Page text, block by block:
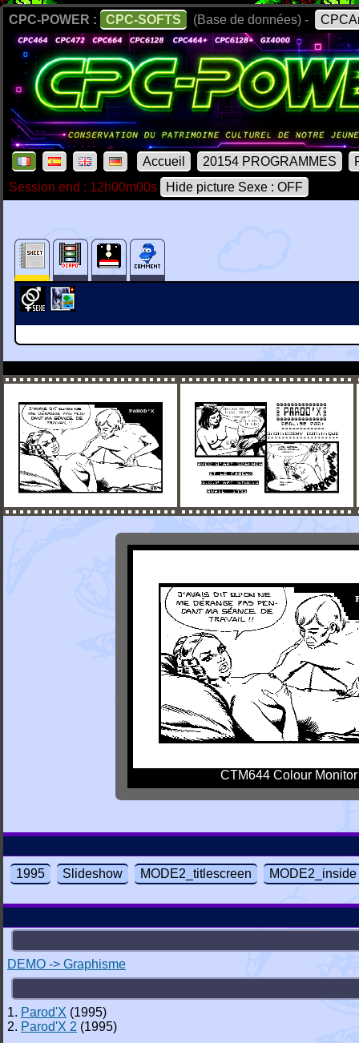
CPC-POWER : CPC-SOFTS (Base de données) -
Accueil 20154 PROGRAMMES
Session end : 12h00m00s
Hide picture Sexe : OFF
CTM644 Colour Monitor
1995 Slideshow MODE2_titlescreen MODE2_inside
DEMO -> Graphisme
1. Parod'X (1995)
2. Parod'X 2 (1995)